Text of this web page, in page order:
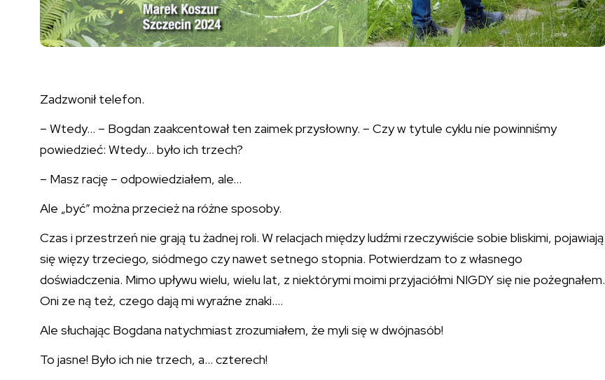
Zadzwonił telefon.
– Wtedy… – Bogdan zaakcentował ten zaimek przysłowny. – Czy w tytule cyklu nie powinniśmy
powiedzieć: Wtedy… było ich trzech?
– Masz rację – odpowiedziałem, ale…
Ale „być” można przecież na różne sposoby.
Czas i przestrzeń nie grają tu żadnej roli. W relacjach między ludźmi rzeczywiście sobie bliskimi, pojawiają
się więzy trzeciego, siódmego czy nawet setnego stopnia. Potwierdzam to z własnego
doświadczenia. Mimo upływu wielu, wielu lat, z niektórymi moimi przyjaciółmi NIGDY się nie pożegnałem.
Oni ze ną też, czego dają mi wyraźne znaki….
Ale słuchając Bogdana natychmiast zrozumiałem, że myli się w dwójnasób!
To jasne! Było ich nie trzech, a… czterech!